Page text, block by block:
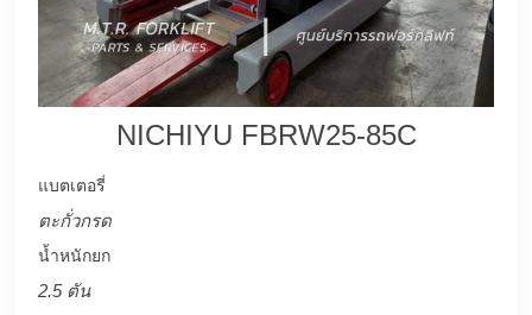
NICHIYU FBRW25-85C
แบตเตอรี่
ตะกั่วกรด
น้ำหนักยก
2.5 ตัน